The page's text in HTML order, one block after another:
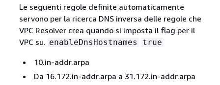
Le seguenti regole definite automaticamente
servono per la ricerca DNS inversa delle regole che
VPC Resolver crea quando si imposta il flag per il
VPC su. enableDnsHostnames true
10.in-addr.arpa
Da 16.172.in-addr.arpa a 31.172.in-addr.arpa